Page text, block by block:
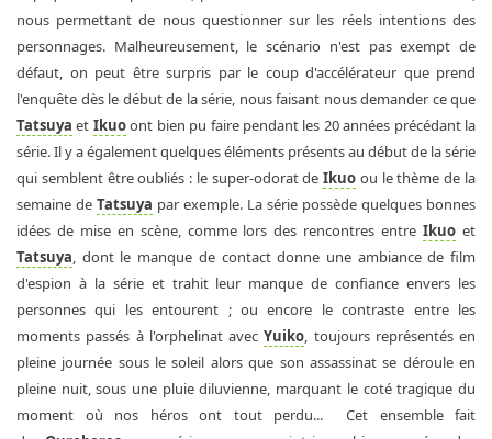
nous permettant de nous questionner sur les réels intentions des
personnages. Malheureusement, le scénario n'est pas exempt de
défaut, on peut être surpris par le coup d'accélérateur que prend
l'enquête dès le début de la série, nous faisant nous demander ce que
Tatsuya et Ikuoont bien pu faire pendant les 20 années précédant la
série. Il y a également quelques éléments présents au début de la série
qui semblent être oubliés : le super-odorat deIkuo ou le thème de la
semaine de Tatsuya par exemple. La série possède quelques bonnes
idées de mise en scène, comme lors des rencontres entreIkuo et
Tatsuya, dont le manque de contact donne une ambiance de film
d'espion à la série et trahit leur manque de confiance envers les
personnes qui les entourent ; ou encore le contraste entre les
moments passés à l'orphelinat avecYuiko, toujours représentés en
pleine journée sous le soleil alors que son assassinat se déroule en
pleine nuit, sous une pluie diluvienne, marquant le coté tragique du
moment où nos héros ont tout perdu... Cet ensemble fait